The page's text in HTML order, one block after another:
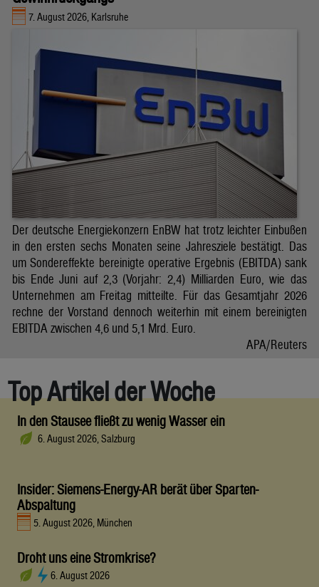
7. August 2026, Karlsruhe
Der deutsche Energiekonzern EnBW hat trotz leichter Einbußen
in den ersten sechs Monaten seine Jahresziele bestätigt. Das
um Sondereffekte bereinigte operative Ergebnis (EBITDA) sank
bis Ende Juni auf 2,3 (Vorjahr: 2,4) Milliarden Euro, wie das
Unternehmen am Freitag mitteilte. Für das Gesamtjahr 2026
rechne der Vorstand dennoch weiterhin mit einem bereinigten
EBITDA zwischen 4,6 und 5,1 Mrd. Euro.
APA/Reuters
Top Artikel der Woche
In den Stausee fließt zu wenig Wasser ein
6. August 2026, Salzburg
Insider: Siemens-Energy-AR berät über Sparten-
Abspaltung
5. August 2026, München
Droht uns eine Stromkrise?
6. August 2026